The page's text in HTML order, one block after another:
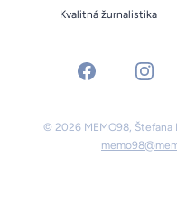
Kvalitná žurnalistika
facebook
© 2026 MEMO98, Štefana